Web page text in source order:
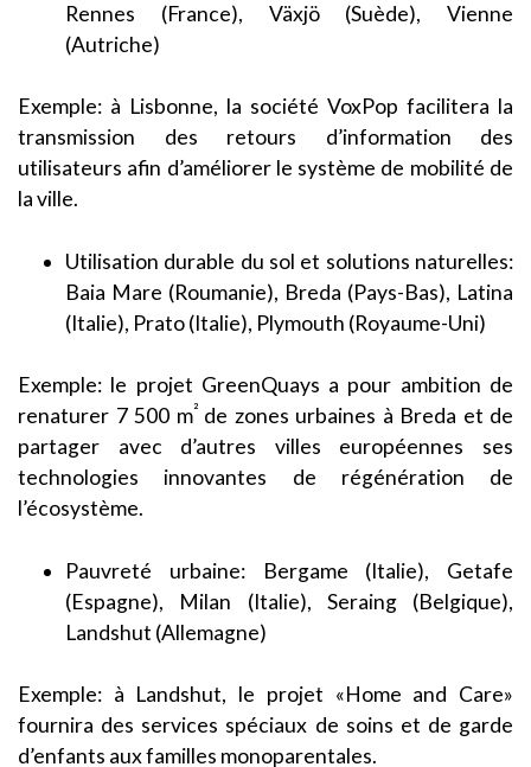
Rennes (France), Växjö (Suède), Vienne
(Autriche)
Exemple: à Lisbonne, la société VoxPop facilitera la
transmission des retours d’information des
utilisateurs afin d’améliorer le système de mobilité de
la ville.
Utilisation durable du sol et solutions naturelles:
Baia Mare (Roumanie), Breda (Pays-Bas), Latina
(Italie), Prato (Italie), Plymouth (Royaume-Uni)
Exemple: le projet GreenQuays a pour ambition de
renaturer 7 500 m²de zones urbaines à Breda et de
partager avec d’autres villes européennes ses
technologies innovantes de régénération de
l’écosystème.
Pauvreté urbaine: Bergame (Italie), Getafe
(Espagne), Milan (Italie), Seraing (Belgique),
Landshut (Allemagne)
Exemple: à Landshut, le projet «Home and Care»
fournira des services spéciaux de soins et de garde
d’enfants aux familles monoparentales.